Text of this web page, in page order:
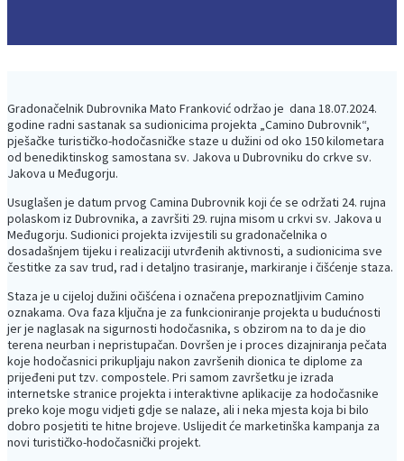
Gradonačelnik Dubrovnika Mato Franković održao je dana 18.07.2024.
godine radni sastanak sa sudionicima projekta „Camino Dubrovnik“,
pješačke turističko-hodočasničke staze u dužini od oko 150 kilometara
od benediktinskog samostana sv. Jakova u Dubrovniku do crkve sv.
Jakova u Međugorju.
Usuglašen je datum prvog Camina Dubrovnik koji će se održati 24. rujna
polaskom iz Dubrovnika, a završiti 29. rujna misom u crkvi sv. Jakova u
Međugorju. Sudionici projekta izvijestili su gradonačelnika o
dosadašnjem tijeku i realizaciji utvrđenih aktivnosti, a sudionicima sve
čestitke za sav trud, rad i detaljno trasiranje, markiranje i čišćenje staza.
Staza je u cijeloj dužini očišćena i označena prepoznatljivim Camino
oznakama. Ova faza ključna je za funkcioniranje projekta u budućnosti
jer je naglasak na sigurnosti hodočasnika, s obzirom na to da je dio
terena neurban i nepristupačan. Dovršen je i proces dizajniranja pečata
koje hodočasnici prikupljaju nakon završenih dionica te diplome za
prijeđeni put tzv. compostele. Pri samom završetku je izrada
internetske stranice projekta i interaktivne aplikacije za hodočasnike
preko koje mogu vidjeti gdje se nalaze, ali i neka mjesta koja bi bilo
dobro posjetiti te hitne brojeve. Uslijedit će marketinška kampanja za
novi turističko-hodočasnički projekt.